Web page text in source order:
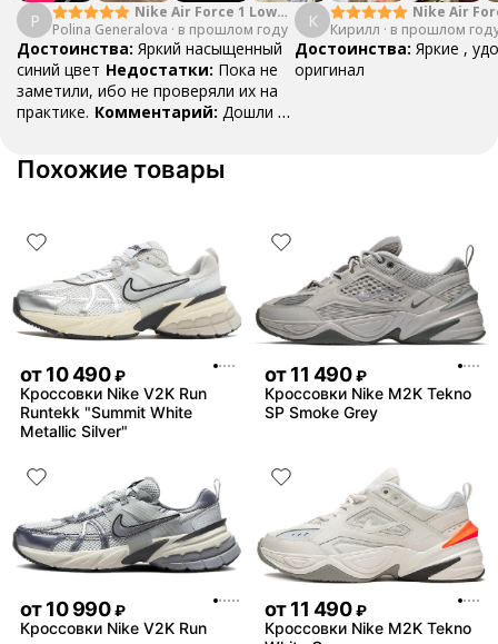
P
Nike Air Force 1 Low
College Pack White
Blue
Polina Generalova · в прошлом году
Достоинства: Яркий насыщенный
синий цвет Недостатки: Пока не
заметили, ибо не проверяли их на
практике. Комментарий: Дошли за
К
Nike Air
Yellow
Кирилл · в прошлом
Достоинства: Яркие ,
оригинал
Похожие товары
от10 490 ₽
Кроссовки Nike V2K Run
Runtekk "Summit White
Metallic Silver"
от11 490 ₽
Кроссовки Nike M2K Tekno
SP Smoke Grey
от10 990 ₽
Кроссовки Nike V2K Run
от11 490 ₽
Кроссовки Nike M2K Tekno